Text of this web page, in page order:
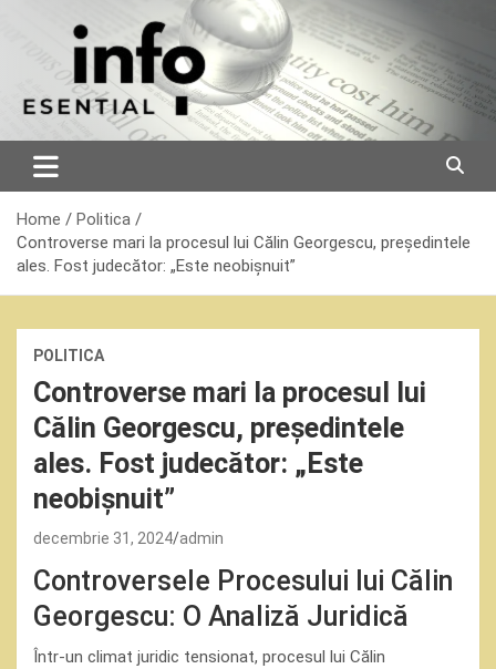
Home
Politica
Controverse mari la procesul lui Călin Georgescu, președintele
ales. Fost judecător: „Este neobișnuit”
POLITICA
Controverse mari la procesul lui
Călin Georgescu, președintele
ales. Fost judecător: „Este
neobișnuit”
decembrie 31, 2024 admin
Controversele Procesului lui Călin
Georgescu: O Analiză Juridică
Într-un climat juridic tensionat, procesul lui Călin